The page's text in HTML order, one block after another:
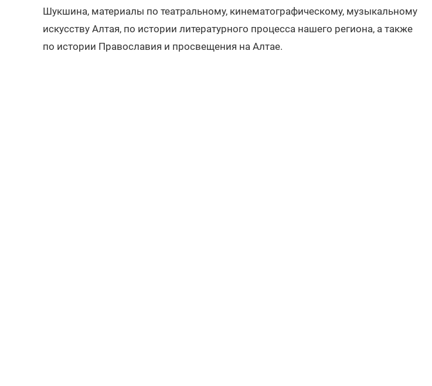
Шукшина, материалы по театральному, кинематографическому, музыкальному
искусству Алтая, по истории литературного процесса нашего региона, а также
по истории Православия и просвещения на Алтае.